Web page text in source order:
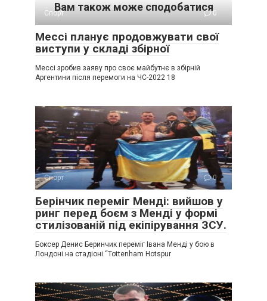
Вам також може сподобатися
Спорт 0
Мессі планує продовжувати свої
виступи у складі збірної
Мессі зробив заяву про своє майбутнє в збірній
Аргентини після перемоги на ЧС-2022 18
Спорт 0
Берінчик переміг Менді: вийшов у
ринг перед боєм з Менді у формі
стилізованій під екіпірування ЗСУ.
Боксер Денис Беринчик переміг Івана Менді у бою в
Лондоні на стадіоні “Tottenham Hotspur